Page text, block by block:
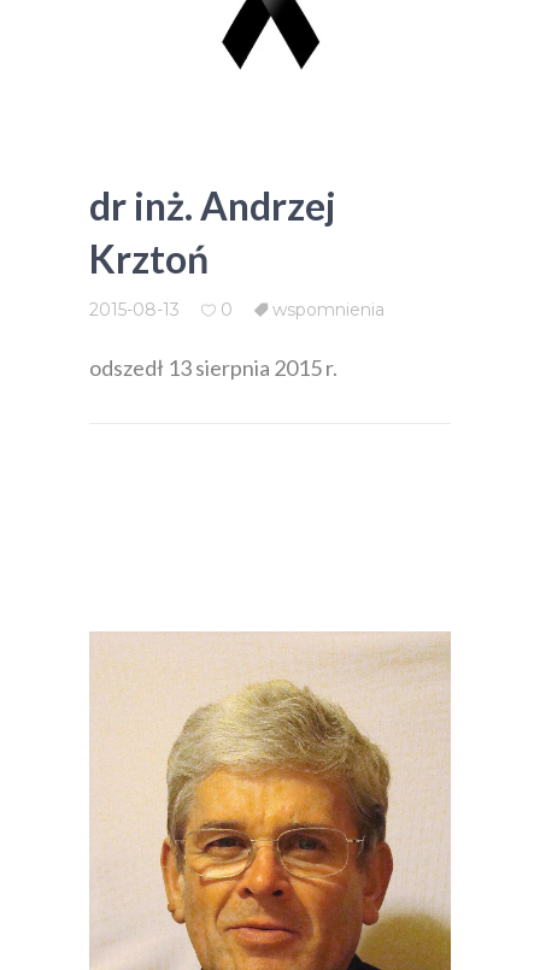
dr inż. Andrzej
Krztoń
2015-08-13 0 wspomnienia
odszedł 13 sierpnia 2015 r.